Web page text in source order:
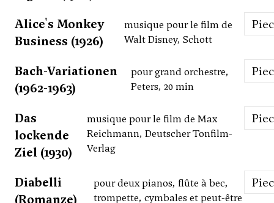
Alice's Monkey
Business (1926)
musique pour le film de
Walt Disney, Schott
Bach-Variationen
(1962-1963)
pour grand orchestre,
Peters, 20 min
Das
lockende
Ziel (1930)
musique pour le film de Max
Reichmann, Deutscher Tonfilm-
Verlag
Diabelli
(Romanze)
pour deux pianos, flûte à bec,
trompette, cymbales et peut-être